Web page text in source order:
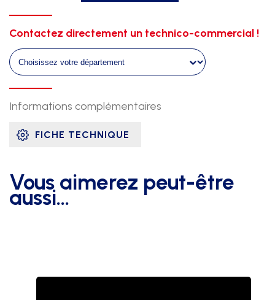
-
lot
de
3
Contactez directement un technico-commercial !
Informations complémentaires
FICHE TECHNIQUE
Vous aimerez peut-être
aussi…